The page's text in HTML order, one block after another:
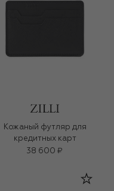
Кожаный футляр для
кредитных карт
38 600 ₽